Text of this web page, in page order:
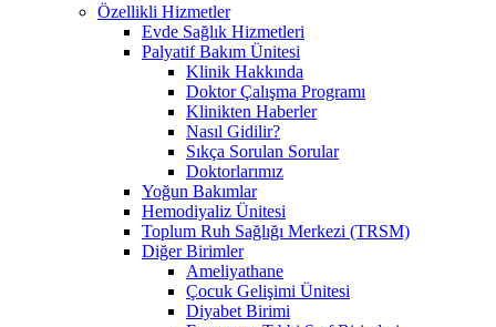
Özellikli Hizmetler
Evde Sağlık Hizmetleri
Palyatif Bakım Ünitesi
Klinik Hakkında
Doktor Çalışma Programı
Klinikten Haberler
Nasıl Gidilir?
Sıkça Sorulan Sorular
Doktorlarımız
Yoğun Bakımlar
Hemodiyaliz Ünitesi
Toplum Ruh Sağlığı Merkezi (TRSM)
Diğer Birimler
Ameliyathane
Çocuk Gelişimi Ünitesi
Diyabet Birimi